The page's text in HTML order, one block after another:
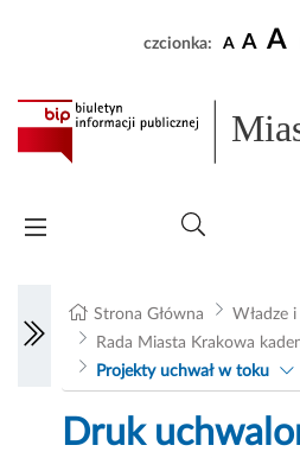
czcionka: A A A
Strona Główna
Władze
Rada Miasta Krakowa
Projekty uchwał w toku
Druk